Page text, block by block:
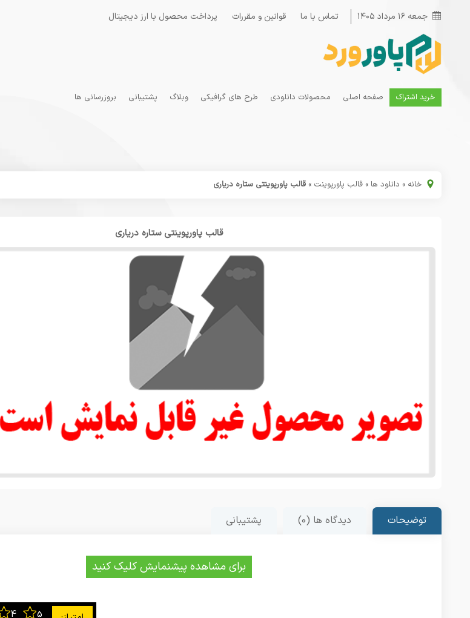
جمعه ۱۶ مرداد ۱۴۰۵ تماس با ما قوانین و مقررات پرداخت محصول با ارز دیجیتال
خرید اشتراک صفحه اصلی محصولات دانلودی طرح های گرافیکی وبلاگ پشتیبانی بروزرسانی ها
خانه » دانلود ها » قالب پاورپوینت » قالب پاورپوینتی ستاره دریاری
قالب پاورپوینتی ستاره دریاری
توضیحات دیدگاه ها (0) پشتیبانی
برای مشاهده پیشنمایش کلیک کنید